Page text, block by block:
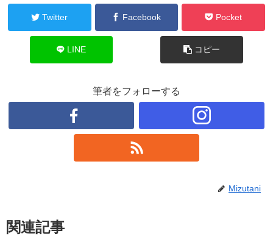
Twitter Facebook Pocket
LINE コピー
筆者をフォローする
Mizutani
関連記事